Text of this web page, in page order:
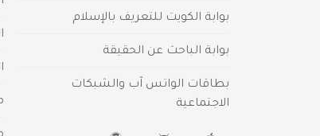
بوابة الكويت للتعريف بالإسلام
بوابة الباحث عن الحقيقة
بطاقات الواتس آب والشبكات
الاجتماعية